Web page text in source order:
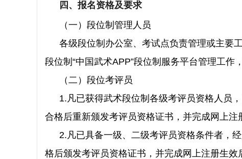
四、报名资格及要求
（一）段位制管理人员
各级段位制办公室、考试点负责管理或主要
段位制“中国武术APP”段位制服务平台管理工作
（二）段位考评员
1.凡已获得武术段位制各级考评员资格人员，
合格后重新颁发考评员资格证书，并完成网上注
2.凡已具备一级、二级考评员资格条件者，
格后颁发考评员资格证书，并完成网上注册生效